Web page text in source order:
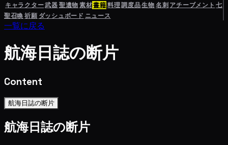
キャラクター武器聖遺物素材書籍料理調度品生物名刺 アチーブメント 七
聖召喚祈願 ダッシュボード ニュース
一覧に戻る
航海日誌の断片
Content
航海日誌の断片
航海日誌の断片